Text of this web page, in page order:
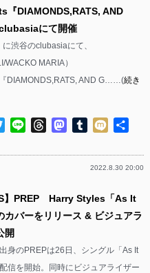
『DIAMONDS,RATS, AND
にて開催
渋谷のclubasiaにて、
WACKO MARIA）
DIAMONDS,RATS, AND G……(続き
TwitterLine ThreadsMastodon
Tumblr
Mixi
2022.8.30 20:00
】PREP Harry Styles「As It
カバーをリリース & ビジュアラ
開
身のPREPは26日、シングル「As It
信を開始。同時にビジュアライザー